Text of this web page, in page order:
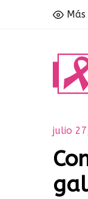
julio